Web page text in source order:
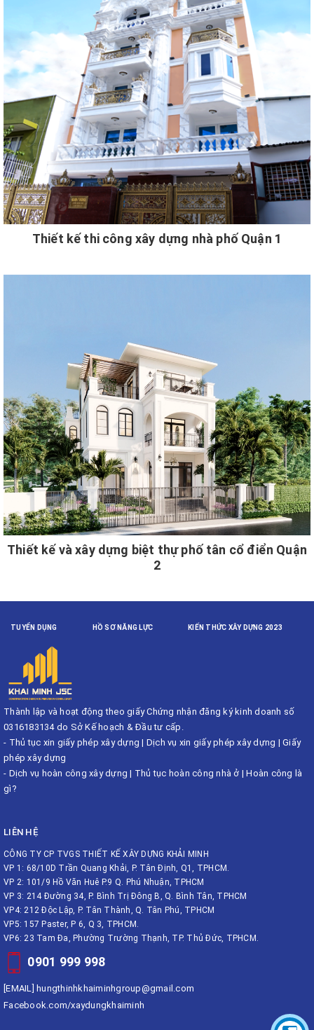
Thiết kế thi công xây dựng nhà phố Quận 1
Thiết kế và xây dựng biệt thự phố tân cổ điển Quận
2
TUYỂN DỤNG HỒ SƠ NĂNG LỰC KIẾN THỨC XÂY DỰNG 2023
Thành lập và hoạt động theo giấy Chứng nhận đăng ký kinh doanh số
0316183134 do Sở Kế hoạch & Đầu tư cấp.
- Thủ tục xin giấy phép xây dựng | Dịch vụ xin giấy phép xây dựng | Giấy
phép xây dựng
- Dịch vụ hoàn công xây dựng | Thủ tục hoàn công nhà ở |Hoàn công là
gì?
LIÊN HỆ
CÔNG TY CP TVGS THIẾT KẾ XÂY DỰNG KHẢI MINH
VP 1: 68/10D Trần Quang Khải, P. Tân Định, Q1, TPHCM.
VP 2: 101/9 Hồ Văn Huê P.9 Q. Phú Nhuận, TPHCM
VP 3: 214 Đường 34, P. Bình Trị Đông B, Q. Bình Tân, TPHCM
VP4: 212 Độc Lập, P. Tân Thành, Q. Tân Phú, TPHCM
VP5: 157 Paster, P 6, Q 3, TPHCM.
VP6: 23 Tam Đa, Phường Trường Thạnh, TP. Thủ Đức, TPHCM.
0901 999 998
[EMAIL] hungthinhkhaiminhgroup@gmail.com
Facebook.com/xaydungkhaiminh